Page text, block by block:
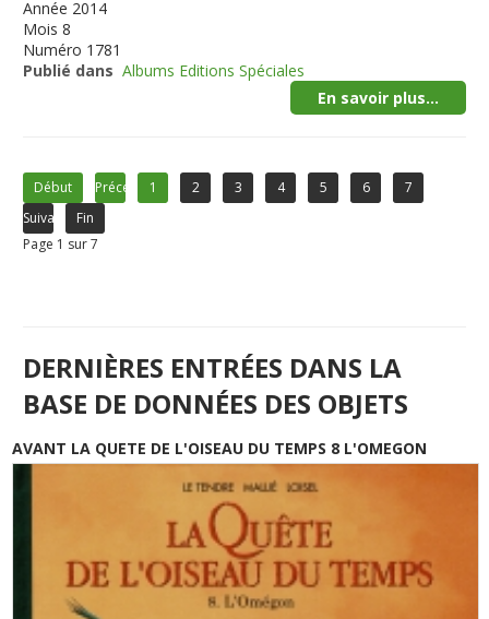
Année 2014
Mois 8
Numéro 1781
Publié dans Albums Editions Spéciales
En savoir plus...
Début Précédent1 2 3 4 5 6
7
Suivant
Fin
Page 1 sur 7
DERNIÈRES ENTRÉES DANS LA
BASE DE DONNÉES DES OBJETS
AVANT LA QUETE DE L'OISEAU DU TEMPS 8 L'OMEGON